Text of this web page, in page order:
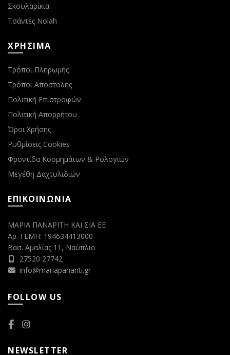
Σκουλαρίκια
Τσάντες Nolah
ΧΡΗΣΙΜΑ
Τρόποι Πληρωμής
Τρόποι Αποστολής
Πολιτική Επιστροφών
Πολιτική Απορρήτου
Όροι Χρήσης
Ρυθμίσεις Cookies
Φροντίδα Κοσμημάτων & Ρολογιών
Μεγέθη Δαχτυλιδιών
ΕΠΙΚΟΙΝΩΝΙΑ
ΜΑΡΙΑ ΠΑΝΑΡΙΤΗ ΚΑΙ ΣΙΑ ΕΕ
Αρ. ΓΕΜΗ: 194634413000
Βασ. Αμαλίας 11, Ναύπλιο
27520 27742
info@mariapanariti.gr
FOLLOW US
NEWSLETTER